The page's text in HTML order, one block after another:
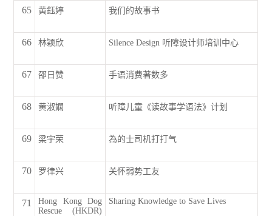
65 黄鈺婷 我们的故事书
66 林颖欣 Silence Design 听障设计师培训中心
67 邵日赞 手语消费著数多
68 黄淑嫻 听障儿童《读故事学语法》计划
69 梁宇荣 為的士司机打打气
70 罗律兴 关怀弱势工友
71
Hong Kong Dog
Rescue (HKDR)
Sharing Knowledge to Save Lives